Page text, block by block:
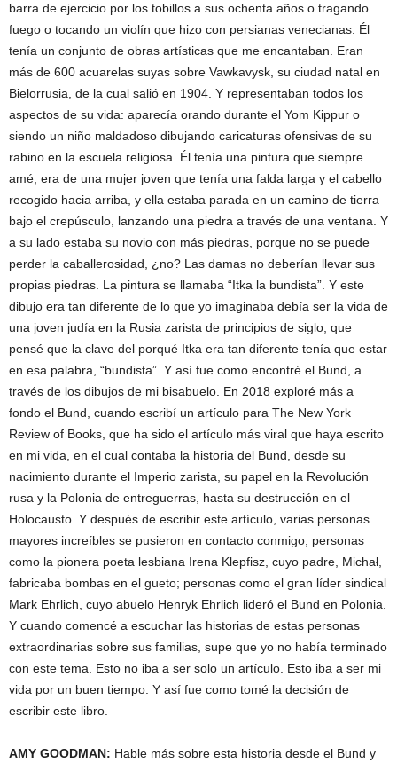
barra de ejercicio por los tobillos a sus ochenta años o tragando
fuego o tocando un violín que hizo con persianas venecianas. Él
tenía un conjunto de obras artísticas que me encantaban. Eran
más de 600 acuarelas suyas sobre Vawkavysk, su ciudad natal en
Bielorrusia, de la cual salió en 1904. Y representaban todos los
aspectos de su vida: aparecía orando durante el Yom Kippur o
siendo un niño maldadoso dibujando caricaturas ofensivas de su
rabino en la escuela religiosa. Él tenía una pintura que siempre
amé, era de una mujer joven que tenía una falda larga y el cabello
recogido hacia arriba, y ella estaba parada en un camino de tierra
bajo el crepúsculo, lanzando una piedra a través de una ventana. Y
a su lado estaba su novio con más piedras, porque no se puede
perder la caballerosidad, ¿no? Las damas no deberían llevar sus
propias piedras. La pintura se llamaba “Itka la bundista”. Y este
dibujo era tan diferente de lo que yo imaginaba debía ser la vida de
una joven judía en la Rusia zarista de principios de siglo, que
pensé que la clave del porqué Itka era tan diferente tenía que estar
en esa palabra, “bundista”. Y así fue como encontré el Bund, a
través de los dibujos de mi bisabuelo. En 2018 exploré más a
fondo el Bund, cuando escribí un artículo para The New York
Review of Books, que ha sido el artículo más viral que haya escrito
en mi vida, en el cual contaba la historia del Bund, desde su
nacimiento durante el Imperio zarista, su papel en la Revolución
rusa y la Polonia de entreguerras, hasta su destrucción en el
Holocausto. Y después de escribir este artículo, varias personas
mayores increíbles se pusieron en contacto conmigo, personas
como la pionera poeta lesbiana Irena Klepfisz, cuyo padre, Michał,
fabricaba bombas en el gueto; personas como el gran líder sindical
Mark Ehrlich, cuyo abuelo Henryk Ehrlich lideró el Bund en Polonia.
Y cuando comencé a escuchar las historias de estas personas
extraordinarias sobre sus familias, supe que yo no había terminado
con este tema. Esto no iba a ser solo un artículo. Esto iba a ser mi
vida por un buen tiempo. Y así fue como tomé la decisión de
escribir este libro.
AMY GOODMAN: Hable más sobre esta historia desde el Bund y